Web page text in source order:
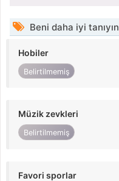
Beni daha iyi tanıyın
Hobiler
Belirtilmemiş
Müzik zevkleri
Belirtilmemiş
Favori sporlar